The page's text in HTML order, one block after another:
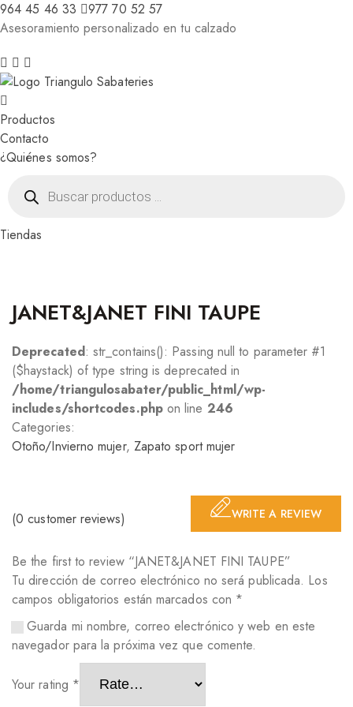
964 45 46 33
977 70 52 57
Asesoramiento personalizado en tu calzado
Productos
Contacto
¿Quiénes somos?
productos
Tiendas
JANET&JANET FINI TAUPE
Deprecated: str_contains(): Passing null to parameter #1
($haystack) of type string is deprecated in
/home/triangulosabater/public_html/wp-
includes/shortcodes.phpon line 246
Categories:
Otoño/Invierno mujer, Zapato sport mujer
(0 customer reviews) WRITE A REVIEW
Be the first to review “JANET&JANET FINI TAUPE”
Tu dirección de correo electrónico no será publicada. Los
campos obligatorios están marcados con *
Guarda mi nombre, correo electrónico y web en este
navegador para la próxima vez que comente.
Your rating *